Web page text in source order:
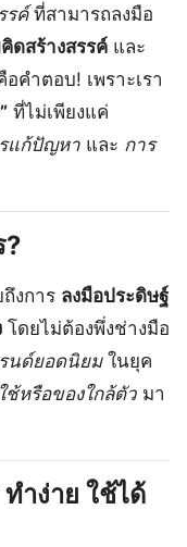
รค์ที่สามารถลงมือ
ดสร้างสรรค์ และ
คำตอบ! เพราะเรา
ที่ไม่เพียงแค่
แก้ปัญหา และ การ
?
งการ ลงมือประดิษฐ์
โดยไม่ต้องพึ่งช่างมือ
นด์ยอดนิยมในยุค
ช้หรือของใกล้ตัว มา
ำง่าย ใช้ได้